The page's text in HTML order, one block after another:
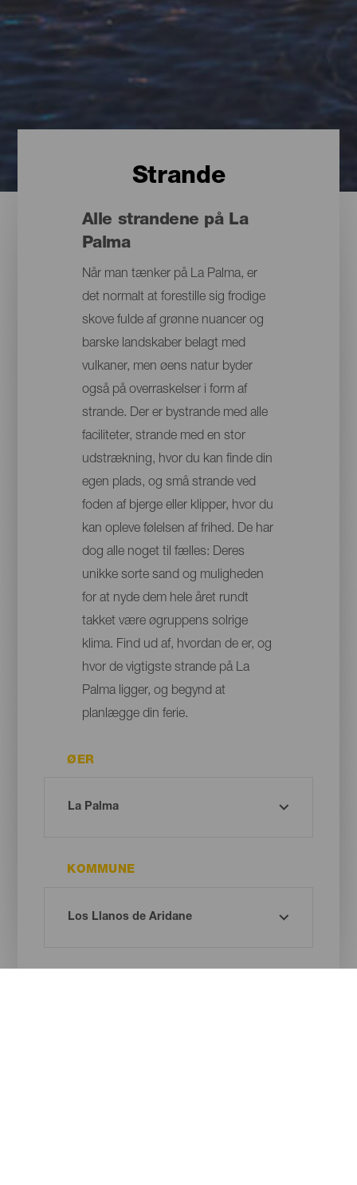
Strande
Alle strandene på La
Palma
Når man tænker på La Palma, er
det normalt at forestille sig frodige
skove fulde af grønne nuancer og
barske landskaber belagt med
vulkaner, men øens natur byder
også på overraskelser i form af
strande. Der er bystrande med alle
faciliteter, strande med en stor
udstrækning, hvor du kan finde din
egen plads, og små strande ved
foden af bjerge eller klipper, hvor du
kan opleve følelsen af frihed. De har
dog alle noget til fælles: Deres
unikke sorte sand og muligheden
for at nyde dem hele året rundt
takket være øgruppens solrige
klima. Find ud af, hvordan de er, og
hvor de vigtigste strande på La
Palma ligger, og begynd at
planlægge din ferie.
ØER
KOMMUNE